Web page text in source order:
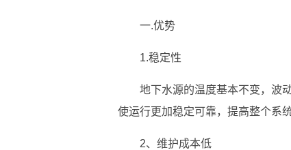
一.优势
1.稳定性
地下水源的温度基本不变，波
使运行更加稳定可靠，提高整个系
2、维护成本低